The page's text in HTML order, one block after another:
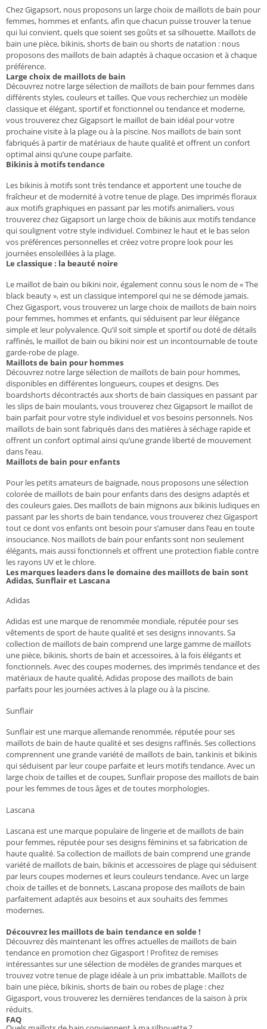
Chez Gigapsort, nous proposons un large choix de maillots de bain pour
femmes, hommes et enfants, afin que chacun puisse trouver la tenue
qui lui convient, quels que soient ses goûts et sa silhouette. Maillots de
bain une pièce, bikinis, shorts de bain ou shorts de natation : nous
proposons des maillots de bain adaptés à chaque occasion et à chaque
préférence.
Large choix de maillots de bain
Découvrez notre large sélection de maillots de bain pour femmes dans
différents styles, couleurs et tailles. Que vous recherchiez un modèle
classique et élégant, sportif et fonctionnel ou tendance et moderne,
vous trouverez chez Gigapsort le maillot de bain idéal pour votre
prochaine visite à la plage ou à la piscine. Nos maillots de bain sont
fabriqués à partir de matériaux de haute qualité et offrent un confort
optimal ainsi qu’une coupe parfaite.
Bikinis à motifs tendance
Les bikinis à motifs sont très tendance et apportent une touche de
fraîcheur et de modernité à votre tenue de plage. Des imprimés floraux
aux motifs graphiques en passant par les motifs animaliers, vous
trouverez chez Gigapsort un large choix de bikinis aux motifs tendance
qui soulignent votre style individuel. Combinez le haut et le bas selon
vos préférences personnelles et créez votre propre look pour les
journées ensoleillées à la plage.
Le classique : la beauté noire
Le maillot de bain ou bikini noir, également connu sous le nom de « The
black beauty », est un classique intemporel qui ne se démode jamais.
Chez Gigasport, vous trouverez un large choix de maillots de bain noirs
pour femmes, hommes et enfants, qui séduisent par leur élégance
simple et leur polyvalence. Qu’il soit simple et sportif ou doté de détails
raffinés, le maillot de bain ou bikini noir est un incontournable de toute
garde-robe de plage.
Maillots de bain pour hommes
Découvrez notre large sélection de maillots de bain pour hommes,
disponibles en différentes longueurs, coupes et designs. Des
boardshorts décontractés aux shorts de bain classiques en passant par
les slips de bain moulants, vous trouverez chez Gigapsort le maillot de
bain parfait pour votre style individuel et vos besoins personnels. Nos
maillots de bain sont fabriqués dans des matières à séchage rapide et
offrent un confort optimal ainsi qu’une grande liberté de mouvement
dans l’eau.
Maillots de bain pour enfants
Pour les petits amateurs de baignade, nous proposons une sélection
colorée de maillots de bain pour enfants dans des designs adaptés et
des couleurs gaies. Des maillots de bain mignons aux bikinis ludiques en
passant par les shorts de bain tendance, vous trouverez chez Gigasport
tout ce dont vos enfants ont besoin pour s’amuser dans l’eau en toute
insouciance. Nos maillots de bain pour enfants sont non seulement
élégants, mais aussi fonctionnels et offrent une protection fiable contre
les rayons UV et le chlore.
Les marques leaders dans le domaine des maillots de bain sont
Adidas, Sunflair et Lascana
Adidas
Adidas est une marque de renommée mondiale, réputée pour ses
vêtements de sport de haute qualité et ses designs innovants. Sa
collection de maillots de bain comprend une large gamme de maillots
une pièce, bikinis, shorts de bain et accessoires, à la fois élégants et
fonctionnels. Avec des coupes modernes, des imprimés tendance et des
matériaux de haute qualité, Adidas propose des maillots de bain
parfaits pour les journées actives à la plage ou à la piscine.
Sunflair
Sunflair est une marque allemande renommée, réputée pour ses
maillots de bain de haute qualité et ses designs raffinés. Ses collections
comprennent une grande variété de maillots de bain, tankinis et bikinis
qui séduisent par leur coupe parfaite et leurs motifs tendance. Avec un
large choix de tailles et de coupes, Sunflair propose des maillots de bain
pour les femmes de tous âges et de toutes morphologies.
Lascana
Lascana est une marque populaire de lingerie et de maillots de bain
pour femmes, réputée pour ses designs féminins et sa fabrication de
haute qualité. Sa collection de maillots de bain comprend une grande
variété de maillots de bain, bikinis et accessoires de plage qui séduisent
par leurs coupes modernes et leurs couleurs tendance. Avec un large
choix de tailles et de bonnets, Lascana propose des maillots de bain
parfaitement adaptés aux besoins et aux souhaits des femmes
modernes.
Découvrez les maillots de bain tendance en solde !
Découvrez dès maintenant les offres actuelles de maillots de bain
tendance en promotion chez Gigasport ! Profitez de remises
intéressantes sur une sélection de modèles de grandes marques et
trouvez votre tenue de plage idéale à un prix imbattable. Maillots de
bain une pièce, bikinis, shorts de bain ou robes de plage : chez
Gigasport, vous trouverez les dernières tendances de la saison à prix
réduits.
FAQ